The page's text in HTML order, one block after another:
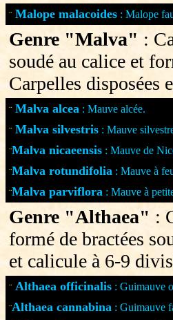
¨ Malope malacoides : Malope
Genre "Malva" :
soudé au calice et
Carpelles disposées
¨ Malva alcea : Mauve alcée.
¨ Malva silvestris : Mauve
¨Malva nicaeensis : Mauve de
¨Malva rotundifolia : Mauve à
¨Malva parviflora : Mauve à
Genre "Althaea" :
formé de bractées
et calicule à 6-9
¨ Althaea officinalis : Guimauve
¨Althaea cannabina : Guimauve